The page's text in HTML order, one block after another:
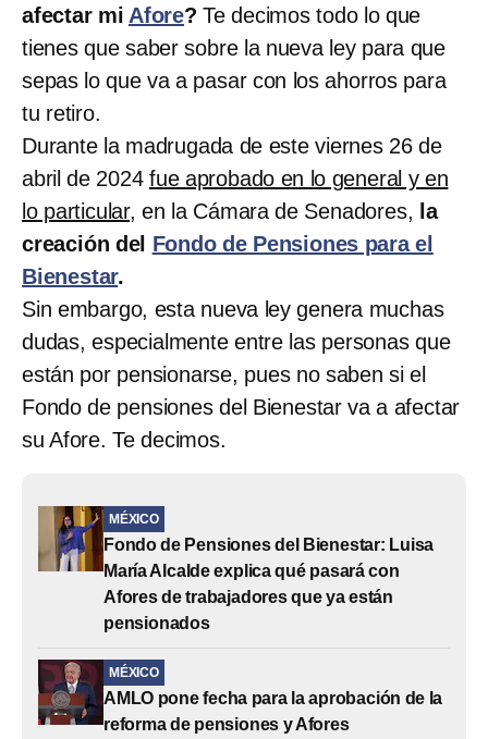
afectar mi Afore?Te decimos todo lo que
tienes que saber sobre la nueva ley para que
sepas lo que va a pasar con los ahorros para
tu retiro.
Durante la madrugada de este viernes 26 de
abril de 2024fue aprobado en lo general y en
lo particular, en la Cámara de Senadores, la
creación del Fondo de Pensiones para el
Bienestar.
Sin embargo, esta nueva ley genera muchas
dudas, especialmente entre las personas que
están por pensionarse, pues no saben si el
Fondo de pensiones del Bienestar va a afectar
su Afore. Te decimos.
MÉXICO
Fondo de Pensiones del Bienestar: Luisa
María Alcalde explica qué pasará con
Afores de trabajadores que ya están
pensionados
MÉXICO
AMLO pone fecha para la aprobación de la
reforma de pensiones y Afores